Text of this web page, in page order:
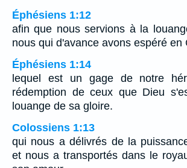
Éphésiens 1:12
afin que nous servions à la
nous qui d'avance avons espéré en
Éphésiens 1:14
lequel est un gage de notre
rédemption de ceux que Dieu
louange de sa gloire.
Colossiens 1:13
qui nous a délivrés de la
et nous a transportés dans le